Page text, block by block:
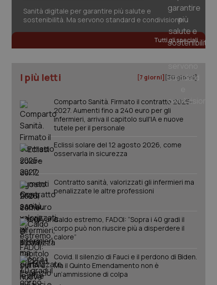
Salute orale & impianti
Tumore al seno
Tumore ovarico
Tumori del Polmone & Testa Collo
Tumori gastrointestinali
Ulcera & Reflusso
Vaccini
Sanità digitale per garantire più salute e
sostenibilità. Ma servono standard e condivisione
Tutti gli speciali
I più letti [7 giorni] [30 giorni]
Comparto Sanità. Firmato il contratto 2025-
2027. Aumenti fino a 240 euro per gli
infermieri, arriva il capitolo sull'IA e nuove
tutele per il personale
Eclissi solare del 12 agosto 2026, come
osservarla in sicurezza
Contratto sanità, valorizzati gli infermieri ma
penalizzate le altre professioni
Caldo estremo, FADOI: “Sopra i 40 gradi il
corpo può non riuscire più a disperdere il
calore”
Covid. Il silenzio di Fauci e il perdono di Biden.
Ma il Quinto Emendamento non è
un’ammissione di colpa
CookieScriptConsent
CookieScript
www.quotidianosanita.it
tracking-sites-ironfish-
tracking-enable
www.quotidianosanita.it